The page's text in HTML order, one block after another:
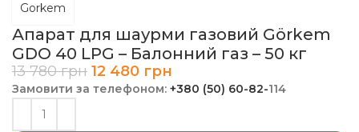
Апарат для шаурми газовий Görkem
GDO 40 LPG – Балонний газ – 50 кг
Gorkem
13 780грн 12 480 грн
Замовити за телефоном: +380 (50) 60-82-114